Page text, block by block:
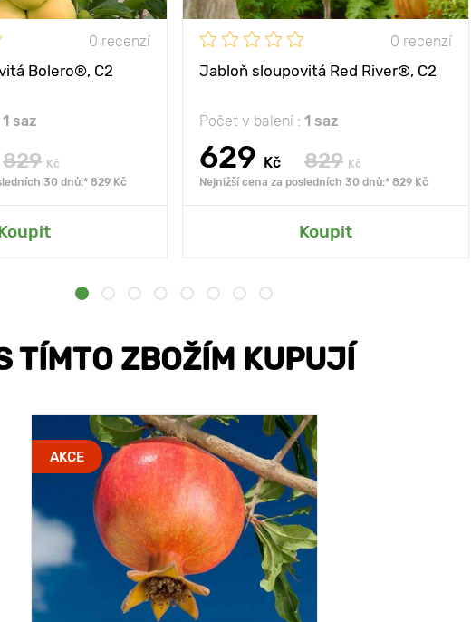
0 recenzí
Bolero®, C2
1 saz
829 Kč
30 dnů:* 829 Kč
0 recenzí
Jabloň sloupovitá Red River®, C2
Počet v balení : 1 saz
629 Kč 829 Kč
Nejnižší cena za posledních 30 dnů:* 829 Kč
Koupit
TÍMTO ZBOŽÍM KUPUJÍ
AKCE